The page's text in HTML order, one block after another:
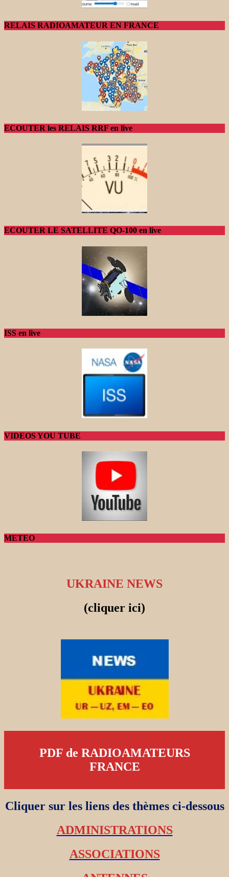
RELAIS RADIOAMATEUR EN FRANCE
ECOUTER les RELAIS RRF en live
ECOUTER LE SATELLITE QO-100 en live
ISS en live
VIDEOS YOU TUBE
METEO
UKRAINE NEWS
(cliquer ici)
PDF de RADIOAMATEURS
FRANCE
Cliquer sur les liens des thèmes ci-dessous
ADMINISTRATIONS
ASSOCIATIONS